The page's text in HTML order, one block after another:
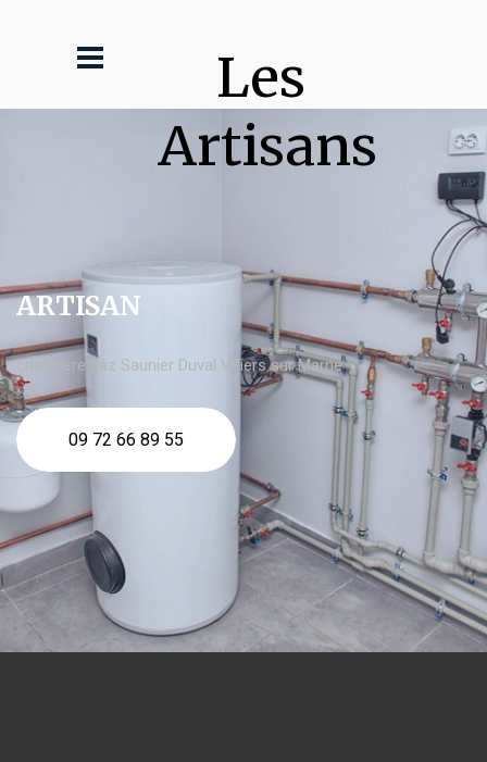
Les
Artisans
ARTISAN
chaudière gaz Saunier Duval Villiers sur Marne
09 72 66 89 55